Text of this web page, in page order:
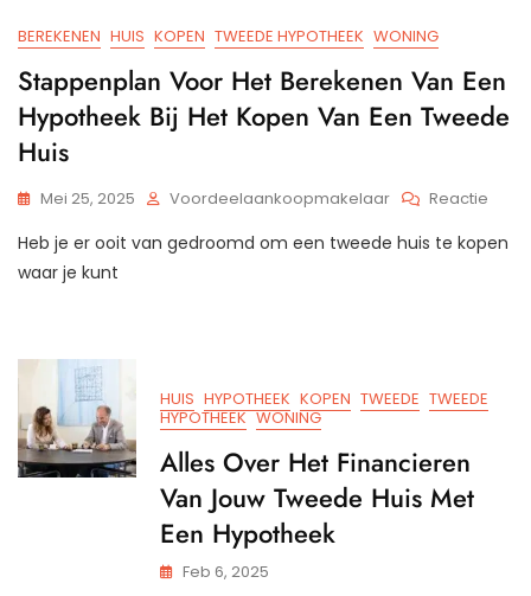
BEREKENEN HUIS KOPEN TWEEDE HYPOTHEEK WONING
Stappenplan Voor Het Berekenen Van Een
Hypotheek Bij Het Kopen Van Een Tweede
Huis
Mei 25, 2025 Voordeelaankoopmakelaar Reactie
Voor
Het
Heb je er ooit van gedroomd om een tweede huis te kopen
waar je kunt
HUIS HYPOTHEEK KOPEN TWEEDE TWEEDE
HYPOTHEEK WONING
Alles Over Het Financieren
Van Jouw Tweede Huis Met
Een Hypotheek
Feb 6, 2025